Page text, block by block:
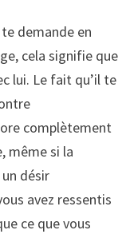
demande en
cela signifie que
lui. Le fait qu’il te
complètement
même si la
désir
avez ressentis
ce que vous